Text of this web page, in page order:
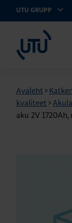
UTU GRUPP
Avaleht >
kvaliteet >
aku 2V 1720Ah,